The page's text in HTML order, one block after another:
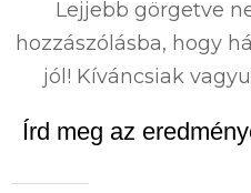
Lejjebb görgetve
hozzászólásba, hogy
jól! Kíváncsiak
Írd meg az